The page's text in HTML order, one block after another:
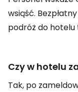
wsiąść.
podróż do hotelu
Czy w hotelu
Tak, po